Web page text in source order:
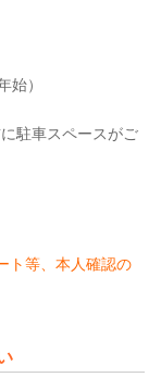
始）
駐車スペースがご
ト等、本人確認の